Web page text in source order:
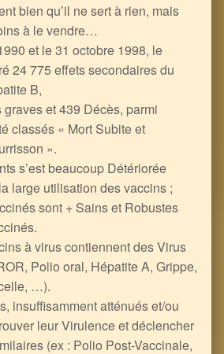
bien qu’il ne sert à rien, mais
à le vendre…
et le 31 octobre 1998, le
24 775 effets secondaires du
B,
et 439 Décès, parmi
classés « Mort Subite et
».
s’est beaucoup Détériorée
large utilisation des vaccins ;
sont + Sains et Robustes
à virus contiennent des Virus
Polio oral, Hépatite A, Grippe,
…).
insuffisamment atténués et/ou
leur Virulence et déclencher
(ex : Polio Post-Vaccinale,